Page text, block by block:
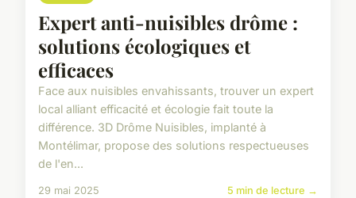
Expert anti-nuisibles drôme :
solutions écologiques et
efficaces
Face aux nuisibles envahissants, trouver un expert
local alliant efficacité et écologie fait toute la
différence. 3D Drôme Nuisibles, implanté à
Montélimar, propose des solutions respectueuses
de l'en...
29 mai 2025 5 min de lecture →